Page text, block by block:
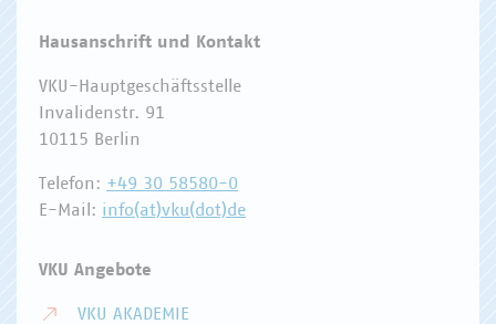
Hausanschrift und Kontakt
VKU-Hauptgeschäftsstelle
Invalidenstr. 91
10115 Berlin
Telefon: +49 30 58580-0
E-Mail: info(at)vku(dot)de
VKU Angebote
VKU AKADEMIE